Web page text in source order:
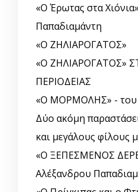
«Ο Έρωτας στα
Παπαδιαμάντη
«Ο ΖΗΛΙΑΡΟΓΑΤΟΣ»
«Ο ΖΗΛΙΑΡΟΓΑΤΟΣ»
ΠΕΡΙΟΔΕΙΑΣ
«Ο ΜΟΡΜΟΛΗΣ» - του
Δύο ακόμη
και μεγάλους φίλους
«Ο ΞΕΠΕΣΜΕΝΟΣ
Αλέξανδρου